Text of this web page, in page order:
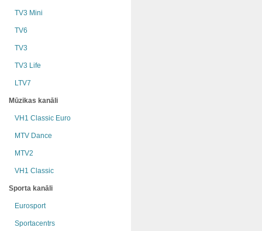
TV3 Mini
TV6
TV3
TV3 Life
LTV7
Mūzikas kanāli
VH1 Classic Euro
MTV Dance
MTV2
VH1 Classic
Sporta kanāli
Eurosport
Sportacentrs